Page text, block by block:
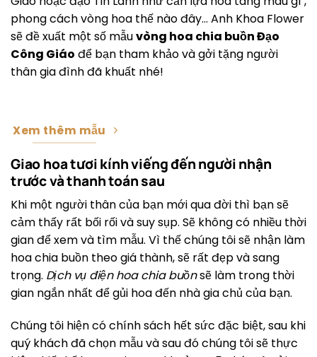
phong cách vòng hoa thế nào đây… Anh Khoa Flower
sẽ đề xuất một số mẫuvòng hoa chia buồn Đạo
Công Giáo để bạn tham khảo và gởi tặng người
thân gia đình đã khuất nhé!
Xem thêm mẫu
Giao hoa tươi kính viếng đến người nhận
trước và thanh toán sau
Khi một người thân của bạn mới qua đời thì bạn sẽ
cảm thấy rất bối rối và suy sụp. Sẽ không có nhiều thời
gian để xem và tìm mẫu. Vì thế chúng tôi sẽ nhận làm
hoa chia buồn theo giá thành, sẽ rất đẹp và sang
trọng. Dịch vụ điện hoa chia buồnsẽ làm trong thời
gian ngắn nhất để gủi hoa đến nhà gia chủ của bạn.
Chúng tôi hiện có chính sách hết sức đặc biệt, sau khi
quý khách đã chọn mẫu và sau đó chúng tôi sẽ thực